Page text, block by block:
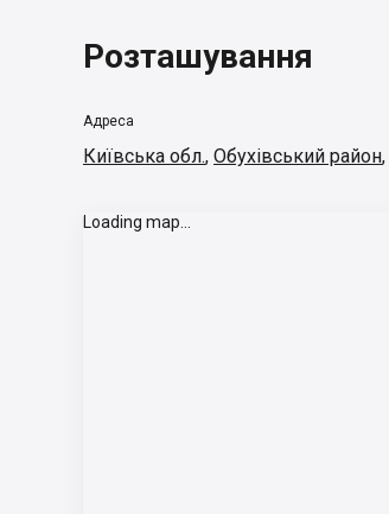
Розташування
Адреса
Київська обл., Обухівський район,
Loading map...